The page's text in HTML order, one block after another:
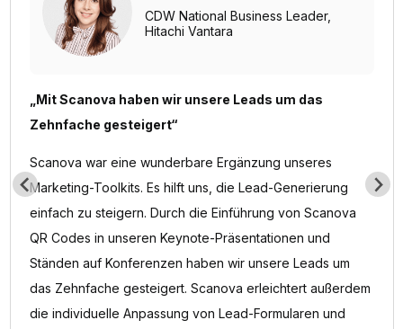
CDW National Business Leader,
Hitachi Vantara
„Mit Scanova haben wir unsere Leads um das
Zehnfache gesteigert“
Scanova war eine wunderbare Ergänzung unseres
Marketing-Toolkits. Es hilft uns, die Lead-Generierung
einfach zu steigern. Durch die Einführung von Scanova
QR Codes in unseren Keynote-Präsentationen und
Ständen auf Konferenzen haben wir unsere Leads um
das Zehnfache gesteigert. Scanova erleichtert außerdem
die individuelle Anpassung von Lead-Formularen und